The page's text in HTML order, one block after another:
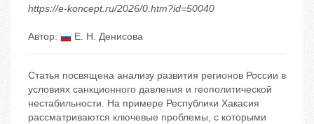
https://e-koncept.ru/2026/0.htm?id=50040
Автор: Е. Н. Денисова
Статья посвящена анализу развития регионов России в
условиях санкционного давления и геополитической
нестабильности. На примере Республики Хакасия
рассматриваются ключевые проблемы, с которыми